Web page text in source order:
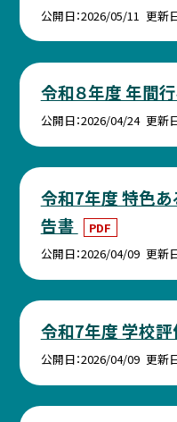
公開日 2026/05/11 更新
令和８年度 年間
公開日 2026/04/24 更新
令和7年度 特色あ
告書
PDF
公開日 2026/04/09 更新
令和7年度 学校評
公開日 2026/04/09 更新